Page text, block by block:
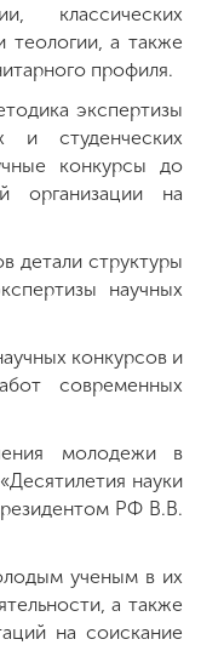
классических
а также
профиля.
экспертизы
и студенческих
конкурсы до
организации на
детали структуры
научных
конкурсов и
современных
молодежи в
науки
РФ В.В.
ученым в их
а также
на соискание